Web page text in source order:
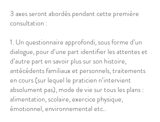
3 axes seront abordés pendant cette première
consultation :
1. Un questionnaire approfondi, sous forme d’un
dialogue, pour d’une part identifier les attentes et
d’autre part en savoir plus sur son histoire,
antécédents familiaux et personnels, traitements
en cours (sur lequel le praticien n’intervient
absolument pas), mode de vie sur tous les plans :
alimentation, scolaire, exercice physique,
émotionnel, environnemental etc..